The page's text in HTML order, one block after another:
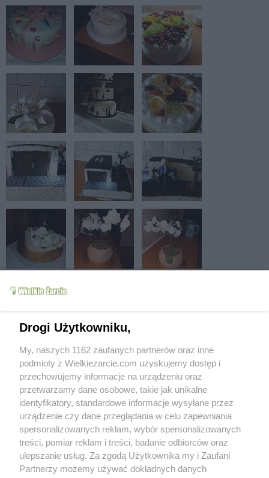
Drogi Użytkowniku,
My, naszych 1162 zaufanych partnerów oraz inne
podmioty z Wielkiezarcie.com uzyskujemy dostęp i
przechowujemy informacje na urządzeniu oraz
przetwarzamy dane osobowe, takie jak unikalne
identyfikatory, standardowe informacje wysyłane przez
urządzenie czy dane przeglądania w celu zapewniania
spersonalizowanych reklam, wybór spersonalizowanych
treści, pomiar reklam i treści, badanie odbiorców oraz
ulepszanie usług. Za zgodą Użytkownika my i Zaufani
Partnerzy możemy używać dokładnych danych